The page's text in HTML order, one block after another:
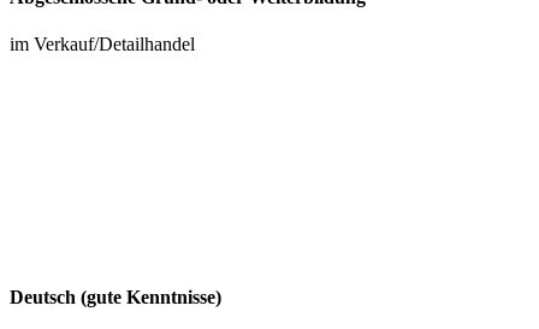
im Verkauf/Detailhandel
Deutsch (gute Kenntnisse)